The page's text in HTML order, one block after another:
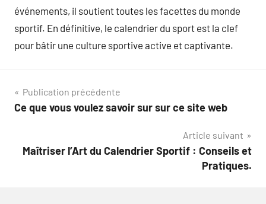
événements, il soutient toutes les facettes du monde
sportif. En définitive, le calendrier du sport est la clef
pour bâtir une culture sportive active et captivante.
Navigation
de
Publication précédente
Ce que vous voulez savoir sur sur ce site web
Article suivant
Maîtriser l’Art du Calendrier Sportif : Conseils et
Pratiques.